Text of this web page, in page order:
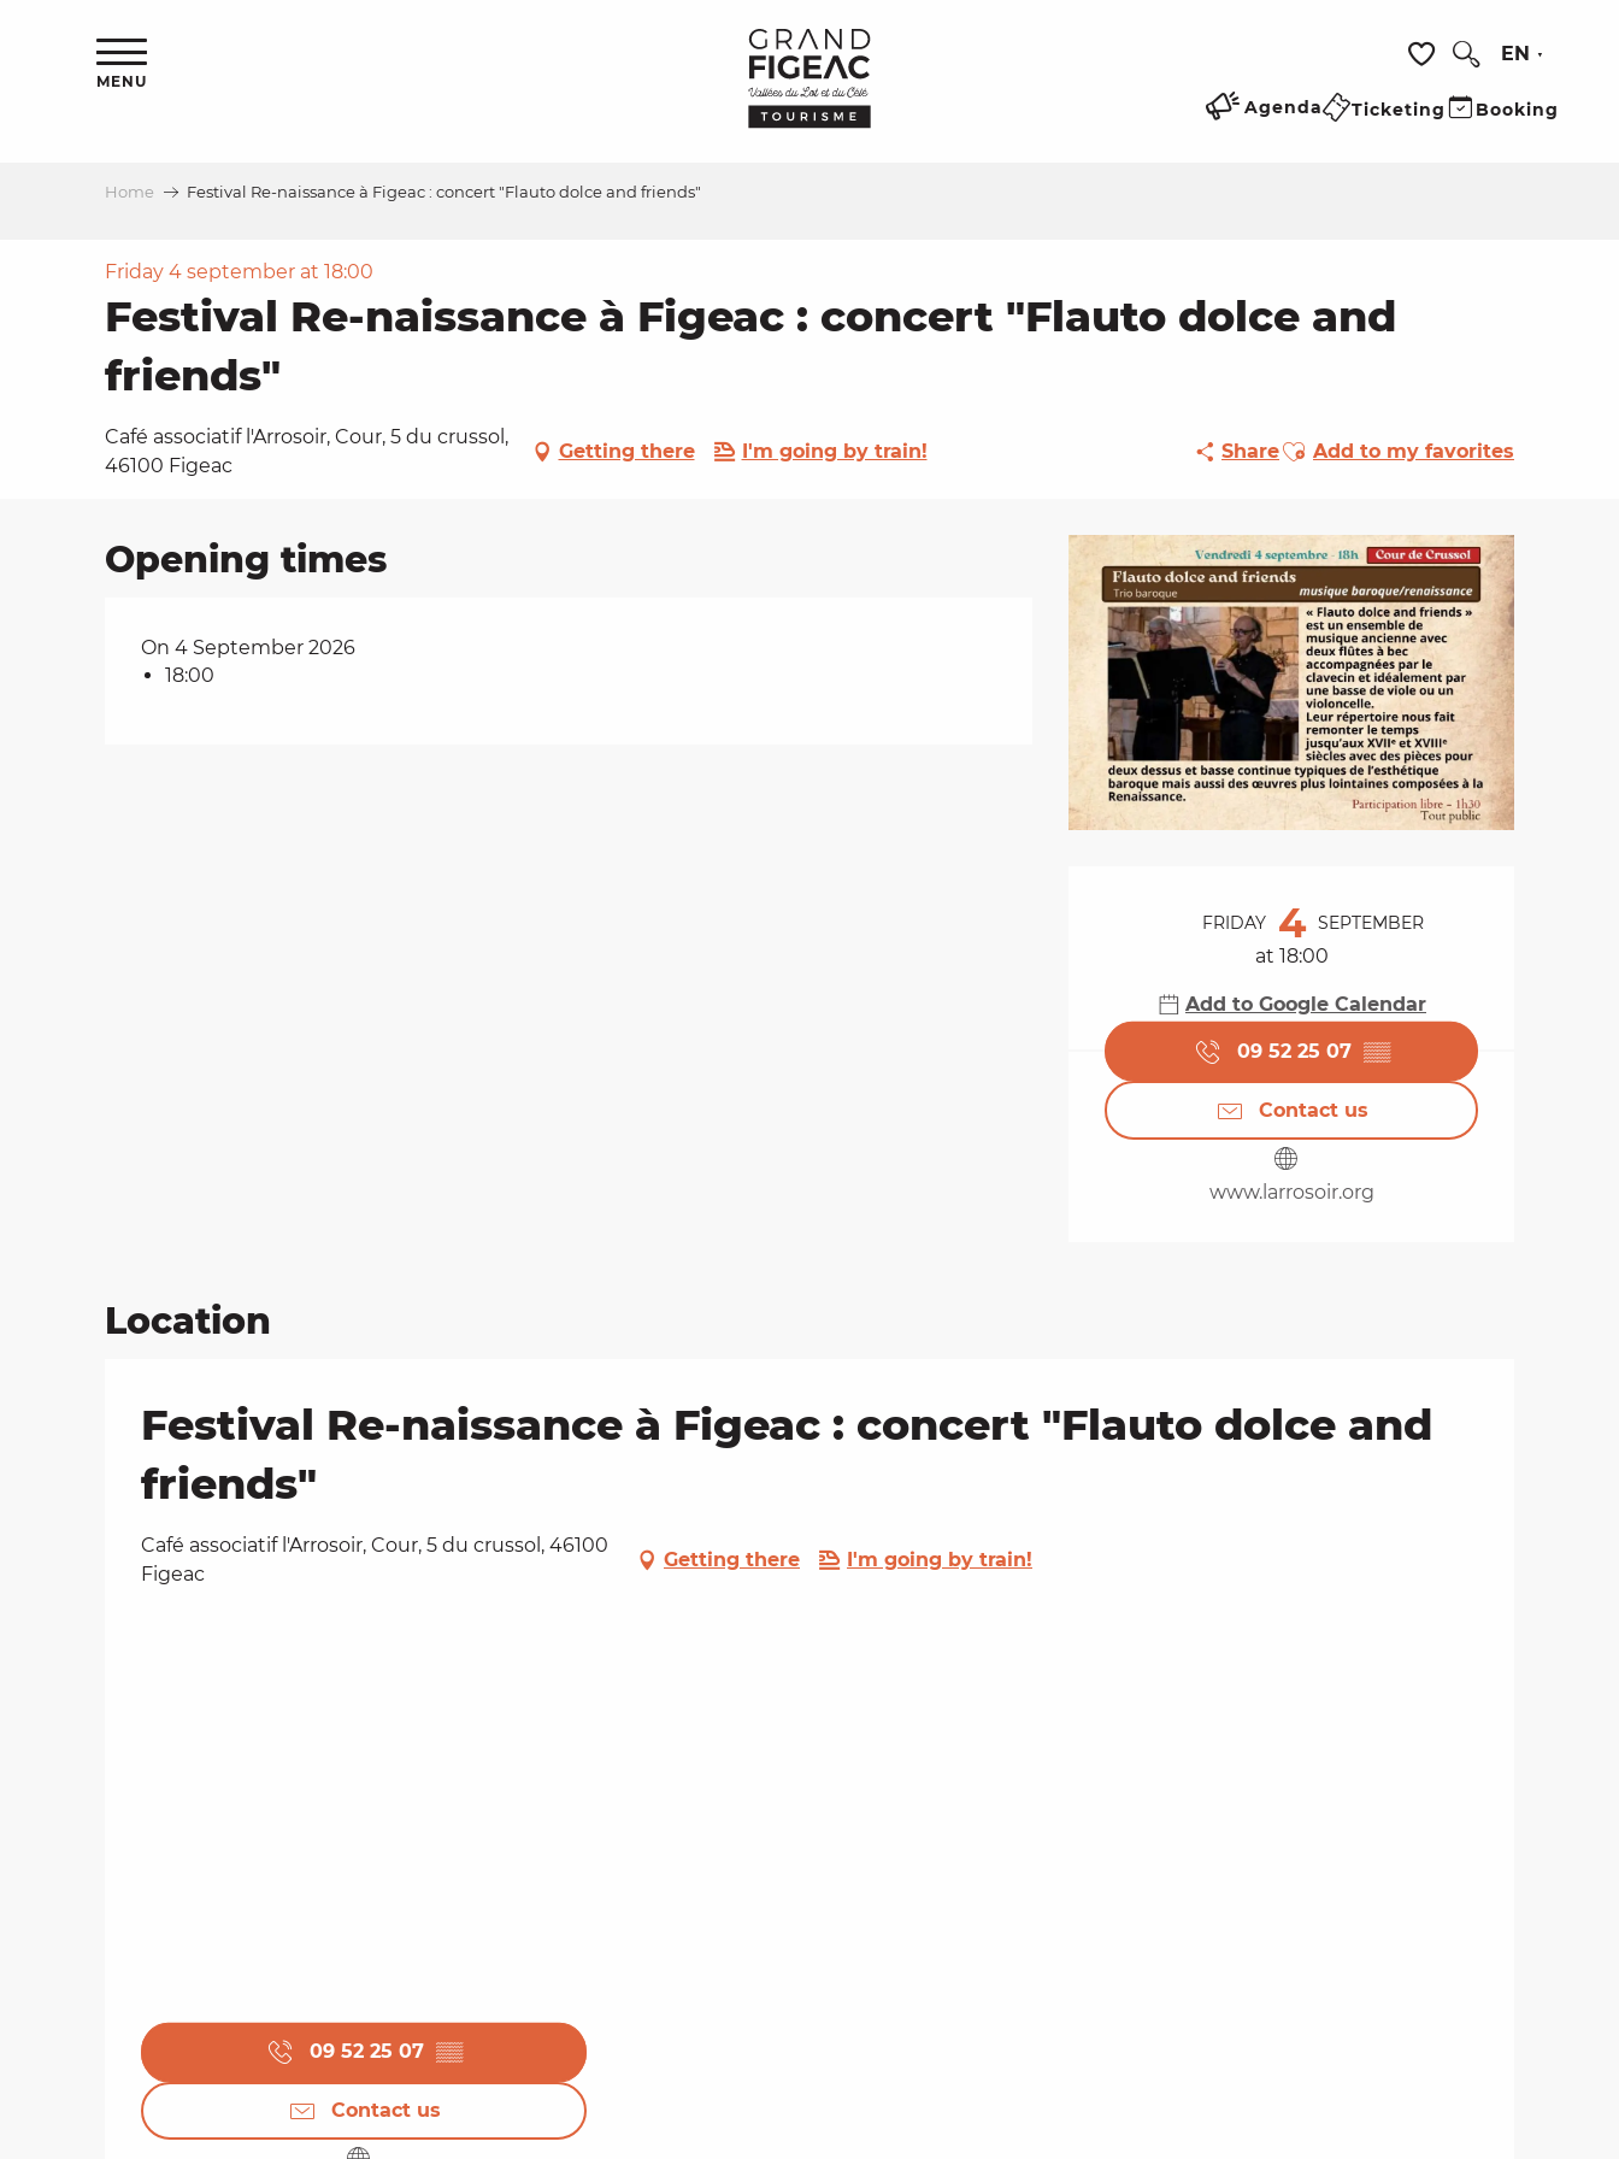
Voir les favoris
EN
MENU
Agenda Ticketing Booking
Home Festival Re-naissance à Figeac : concert "Flauto dolce and friends"
Friday 4 september at 18:00
Festival Re-naissance à Figeac : concert "Flauto dolce and
friends"
Café associatif l'Arrosoir, Cour, 5 du crussol,
46100 Figeac
Getting there I'm going by train! ShareAjouter aux favoris
Add to my favorites
Opening hours &
FRIDAY 4 SEPTEMBER
at 18:00
Add to Google Calendar
09 52 25 07 ▒▒
Contact us
www.larrosoir.org
Opening times
On 4 September 2026
18:00
Location
Festival Re-naissance à Figeac : concert "Flauto dolce and
friends"
Café associatif l'Arrosoir, Cour, 5 du crussol, 46100
Figeac
Getting there I'm going by train!
09 52 25 07 ▒▒
Contact us